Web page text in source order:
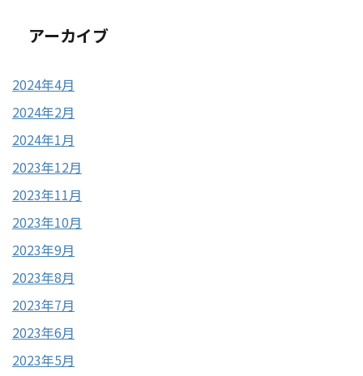
アーカイブ
2024年4月
2024年2月
2024年1月
2023年12月
2023年11月
2023年10月
2023年9月
2023年8月
2023年7月
2023年6月
2023年5月